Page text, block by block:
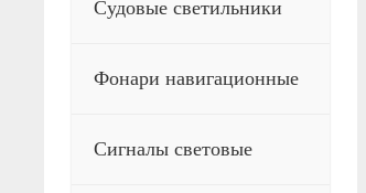
Судовые светильники
Фонари навигационные
Сигналы световые